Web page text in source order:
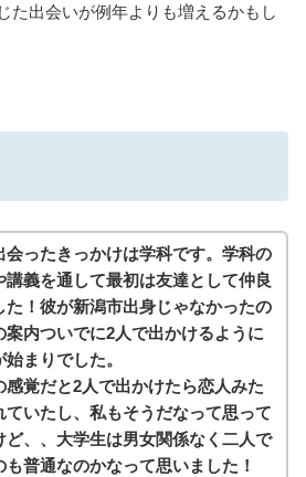
た出会いが例年よりも増えるかもし
会ったきっかけは学科です。学科の
講義を通して最初は友達として仲良
た！彼が新潟市出身じゃなかったの
案内ついでに2人で出かけるように
まりでした。
感覚だと2人で出かけたら恋人みた
ていたし、私もそうだなって思って
ど、、大学生は男女関係なく二人で
も普通なのかなって思いました！